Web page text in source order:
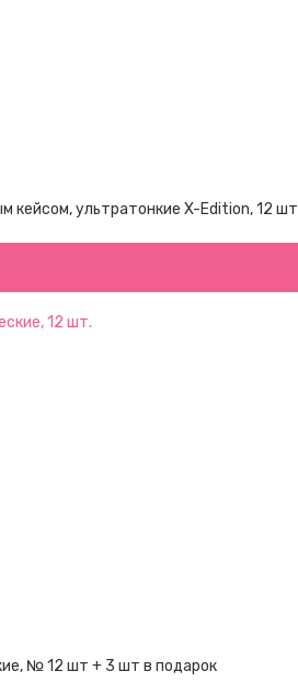
кейсом, ультратонкие X-Edition, 12 шт
№ 12 шт + 3 шт в подарок